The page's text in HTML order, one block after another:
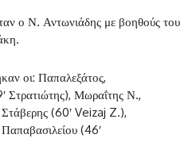
ο Ν. Αντωνιάδης με βοηθούς του
οι: Παπαλεξάτος,
Στρατιώτης), Μωραΐτης Ν.,
(60′ Veizaj Z.),
(46′